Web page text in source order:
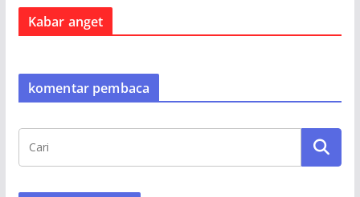
Kabar anget
komentar pembaca